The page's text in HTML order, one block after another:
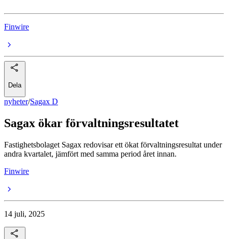
Finwire
Dela
nyheter/Sagax D
Sagax ökar förvaltningsresultatet
Fastighetsbolaget Sagax redovisar ett ökat förvaltningsresultat under
andra kvartalet, jämfört med samma period året innan.
Finwire
14 juli, 2025